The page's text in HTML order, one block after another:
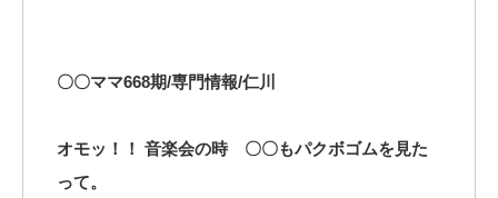
〇〇ママ668期/専門情報/仁川
オモッ！！ 音楽会の時 〇〇もパクボゴムを見た
って。